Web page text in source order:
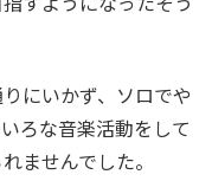
にいかず、ソロでや
ろな音楽活動をして
ませんでした。